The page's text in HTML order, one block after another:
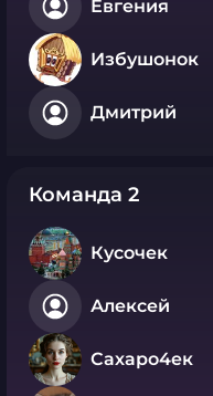
Евгения
Избушонок
Дмитрий
Команда 2
Кусочек
Алексей
Сахаро4ек